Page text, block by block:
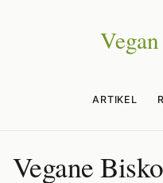
ARTIKEL
Vegane